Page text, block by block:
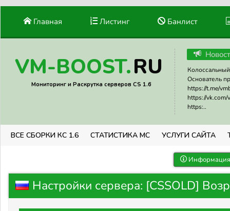
Главная Листинг Банлист
VM-BOOST.RU
Мониторинг и Раскрутка серверов CS 1.6
Основатель
https://t.me/
https://vk.com/
https:..
ВСЕ СБОРКИ КС 1.6 СТАТИСТИКА МС УСЛУГИ САЙТА
Настройки сервера: [CSSOLD]